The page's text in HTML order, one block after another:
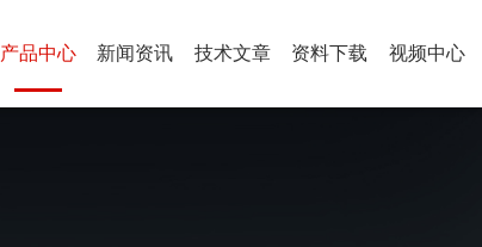
产品中心 新闻资讯 技术文章 资料下载 视频中心